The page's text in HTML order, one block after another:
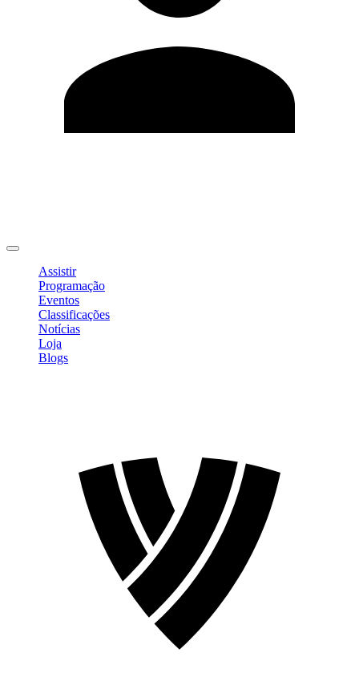
Assistir
Programação
Eventos
Classificações
Notícias
Loja
Blogs